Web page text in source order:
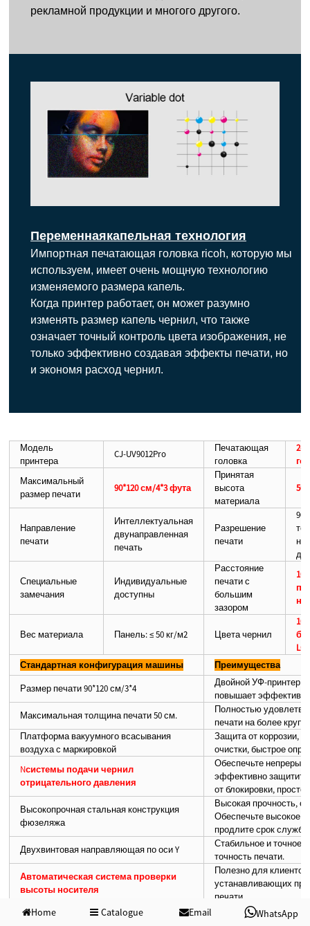
Home Catalogue Email WhatsApp
рекламной продукции и многого другого.
Переменнаякапельная технология
Импортная печатающая головка ricoh, которую мы
используем, имеет очень мощную технологию
изменяемого размера капель.
Когда принтер работает, он может разумно
изменять размер капель чернил, что также
означает точный контроль цвета изображения, не
только эффективно создавая эффекты печати, но
и экономя расход чернил.
Модель
принтера
CJ-UV9012Pro
Печатающая
головка
2-
Максимальный
размер печати
90*120 см/4*3 фута
Принятая
высота
материала
50
Направление
печати
Интеллектуальная
двунаправленная
печать
Разрешение
печати
на
Специальные
замечания
Индивидуальные
доступны
Расстояние
печати с
большим
зазором
Вес материала Панель: ≤ 50 кг/м2 Цвета чернил
10
Стандартная конфигурация машины
Преимущества
Размер печати 90*120 см/3*4
Двойной УФ-принтер
повышает
Максимальная толщина печати 50 см.
Полностью
печати на более
Платформа вакуумного всасывания
воздуха с маркировкой
Защита от коррозии,
очистки, быстрое
Nсистемы подачи чернил
отрицательного давления
Обеспечьте
эффективно
от блокировки,
Высокопрочная стальная конструкция
фюзеляжа
Высокая прочность,
Обеспечьте высокое
продлите срок
Двухвинтовая направляющая по оси Y
Стабильное и точное
точность печати.
Автоматическая система проверки
высоты носителя
Полезно для
устанавливающих
печати.
Система нагрева чернил
Поддерживайте